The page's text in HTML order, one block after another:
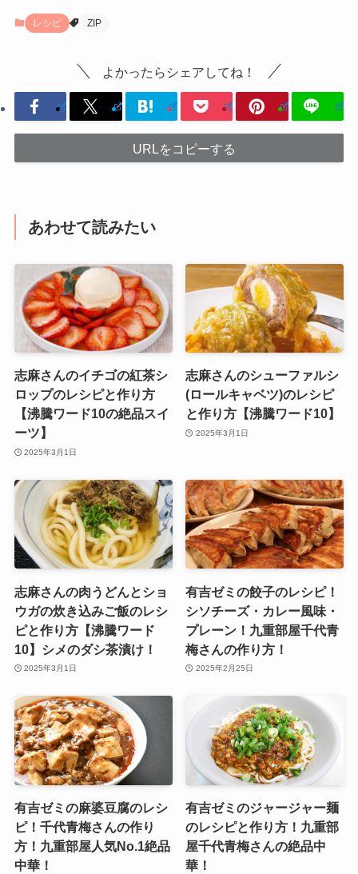
レシピ ZIP
よかったらシェアしてね！
URLをコピーする
あわせて読みたい
志麻さんのイチゴの紅茶シ
ロップのレシピと作り方
【沸騰ワード10の絶品スイ
ーツ】
2025年3月1日
志麻さんのシューファルシ
(ロールキャベツ)のレシピ
と作り方【沸騰ワード10】
2025年3月1日
志麻さんの肉うどんとショ
ウガの炊き込みご飯のレシ
ピと作り方【沸騰ワード
10】シメのダシ茶漬け！
2025年3月1日
有吉ゼミの餃子のレシピ！
シソチーズ・カレー風味・
プレーン！九重部屋千代青
梅さんの作り方！
2025年2月25日
有吉ゼミの麻婆豆腐のレシ
ピ！千代青梅さんの作り
方！九重部屋人気No.1絶品
中華！
有吉ゼミのジャージャー麺
のレシピと作り方！九重部
屋千代青梅さんの絶品中
華！